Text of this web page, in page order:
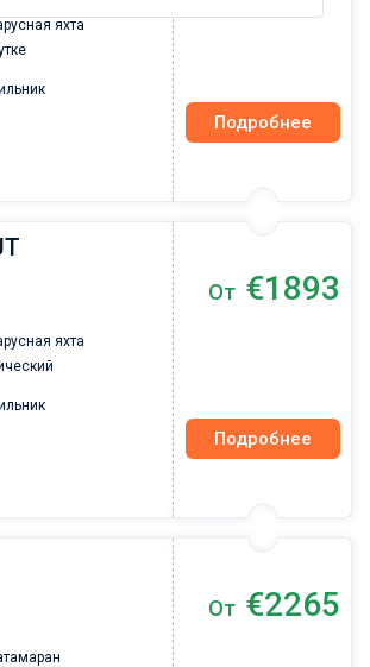
яхта
Подробнее
яхта
От €1893
Подробнее
От €2265